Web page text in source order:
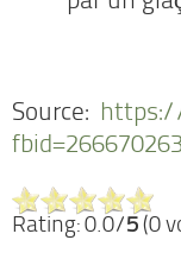
Source:
Rating: 0.0/5 (0